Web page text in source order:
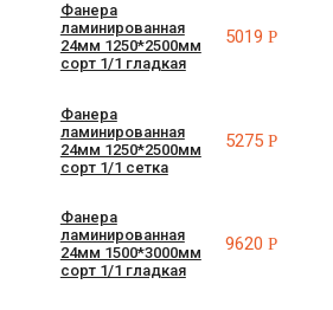
Фанера
ламинированная
24мм 1250*2500мм
сорт 1/1 гладкая
5019Р
Фанера
ламинированная
24мм 1250*2500мм
сорт 1/1 сетка
5275Р
Фанера
ламинированная
24мм 1500*3000мм
сорт 1/1 гладкая
9620Р